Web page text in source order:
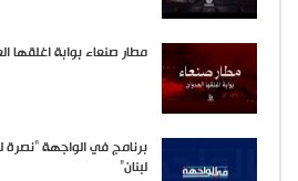
مطار صنعاء بوابة اغلقها
برنامج في الواجهة “نصرة
لبنان”